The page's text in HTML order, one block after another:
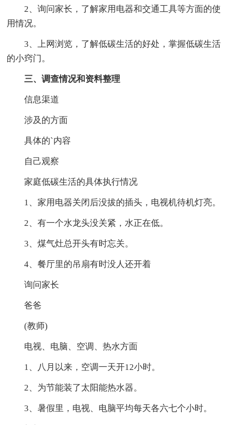
2、询问家长，了解家用电器和交通工具等方面的使
用情况。
3、上网浏览，了解低碳生活的好处，掌握低碳生活
的小窍门。
三、调查情况和资料整理
信息渠道
涉及的方面
具体的`内容
自己观察
家庭低碳生活的具体执行情况
1、家用电器关闭后没拔的插头，电视机待机灯亮。
2、有一个水龙头没关紧，水正在低。
3、煤气灶总开头有时忘关。
4、餐厅里的吊扇有时没人还开着
询问家长
爸爸
(教师)
电视、电脑、空调、热水方面
1、八月以来，空调一天开12小时。
2、为节能装了太阳能热水器。
3、暑假里，电视、电脑平均每天各六七个小时。